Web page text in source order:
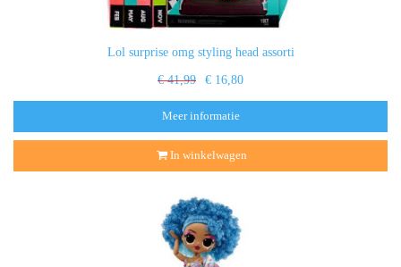
Lol surprise omg styling head assorti
€ 41,99 € 16,80
Meer informatie
In winkelwagen